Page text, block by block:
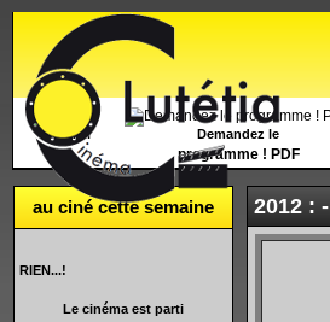
Accueil Demandez le
programme ! PDF
au ciné cette semaine
RIEN...!
Le cinéma est parti
2012 : -